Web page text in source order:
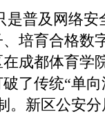
是普及网络
培育合格数
成都体育学
了传统“单
。新区公安